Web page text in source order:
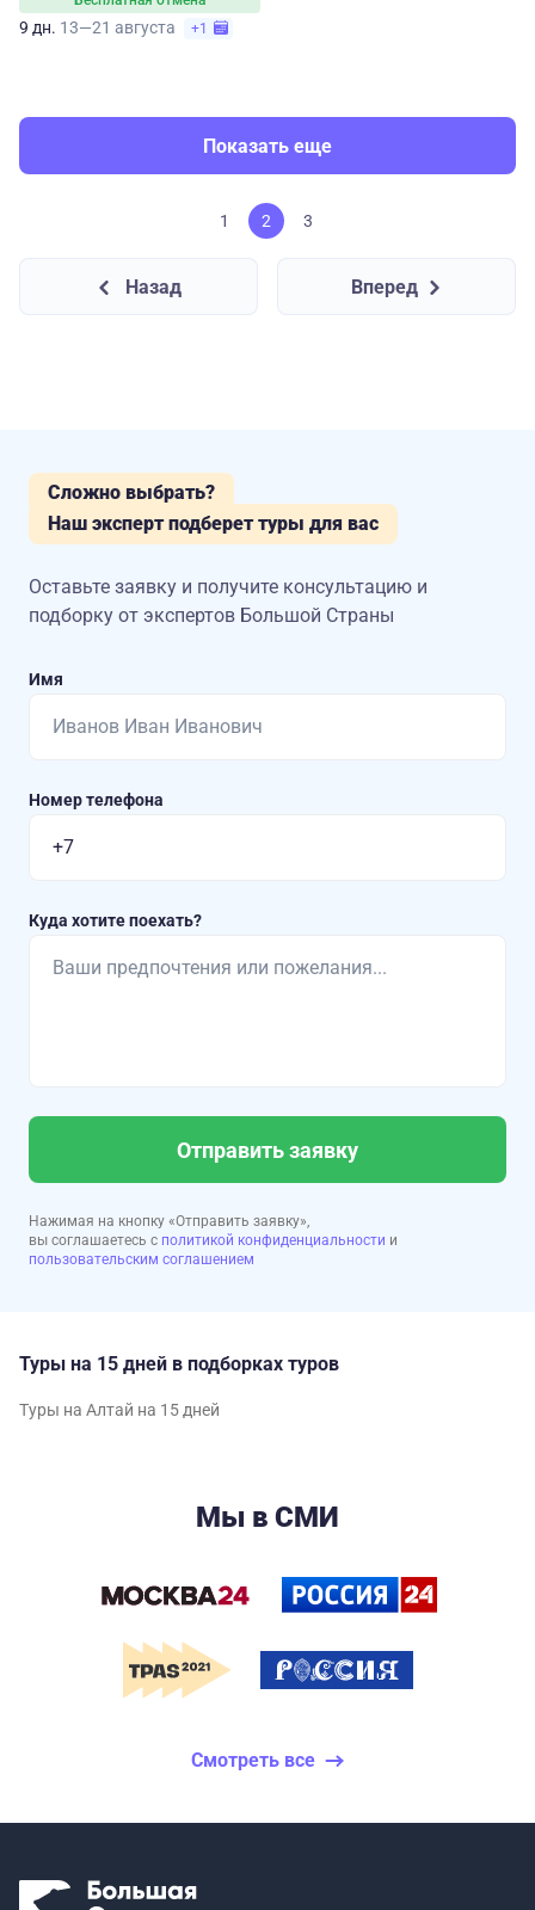
9 дн. 13—21 августа +1
Показать еще
1 2 3
Назад Вперед
Сложно выбрать?
Наш эксперт подберет туры для вас
Оставьте заявку и получите консультацию и
подборку от экспертов Большой Страны
Имя
Номер телефона
Куда хотите поехать?
Отправить заявку
Нажимая на кнопку «Отправить заявку»,
вы соглашаетесь с политикой конфиденциальности и
пользовательским соглашением
Туры на 15 дней в подборках туров
Туры на Алтай на 15 дней
Мы в СМИ
Смотреть все